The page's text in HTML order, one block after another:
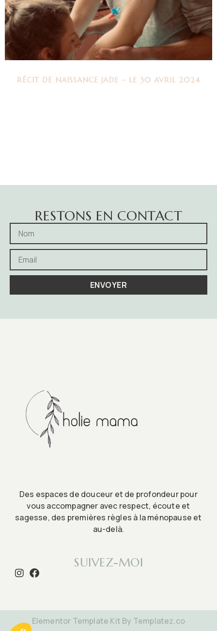
RÉCIT DE NAISSANCE JADE – LE 30 AVRIL 2024
RESTONS EN CONTACT
ENVOYER
Des espaces de douceur et de profondeur pour
vous accompagner avec respect, écoute et
sagesse, des premières règles à la ménopause et
au-delà.
SUIVEZ-MOI
Elementor Template Kit By Templatez.co